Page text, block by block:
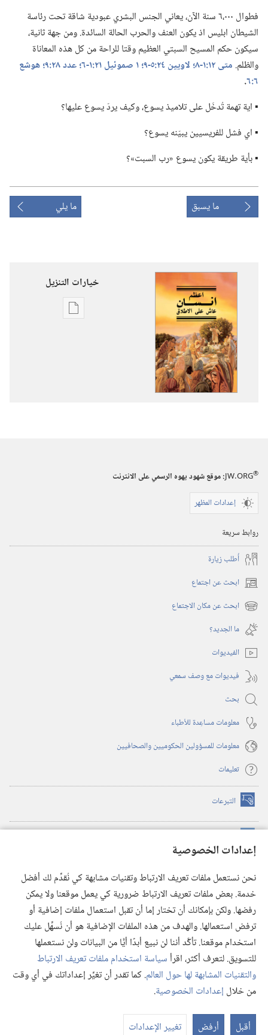
إعدادات الخصوصية
نحن نستعمل ملفات تعريف الارتباط وتقنيات مشابهة كي نُقدِّم لك أفضل
خدمة. بعض ملفات تعريف الارتباط ضرورية كي يعمل موقعنا ولا يمكن
رفضها. ولكن بإمكانك أن تختار إما أن تقبل استعمال ملفات إضافية أو
ترفض استعمالها. والهدف من هذه الملفات الإضافية هو أن نُسهِّل عليك
استخدام موقعنا. تأكَّد أننا لن نبيع أبدًا أيًّا من البيانات ولن نستعملها
للتسويق. لتعرف أكثر، اقرأسياسة استخدام ملفات تعريف الارتباط
والتقنيات المشابهة لها حول العالم. كما تقدر أن تغيِّر إعداداتك في أي وقت
من خلال إعدادات الخصوصية.
أقبل أرفض تغيير الإعدادات
فطوال ٠٠٠،‏٦ سنة الآن،‏ يعاني الجنس البشري عبودية شاقة تحت رئاسة
الشيطان ابليس اذ يكون العنف والحرب الحالة السائدة.‏ ومن جهة ثانية،‏
سيكون حكم المسيح السبتي العظيم وقتا للراحة من كل هذه المعاناة
والظلم.‏ متى ١٢:‏​١-‏٨؛‏ لاويين ٢٤:‏​٥-‏٩؛‏ ١ صموئيل ٢١:‏​١-‏٦؛‏ عدد ٢٨:‏٩؛‏
هوشع
٦:‏٦ ‏.‏
▪ اية تهمة تُدخَل على تلاميذ يسوع،‏ وكيف يردّ يسوع عليها؟‏
▪ اي فشل للفريسيين يبيّنه يسوع؟‏
▪ بأية طريقة يكون يسوع «رب السبت»؟‏
ما يسبق ما يلي
خيارات التنزيل
خيارات
JW.ORG®
:‏ موقع شهود يهوه الرسمي على الانترنت
إعدادات المظهر
روابط سريعة
أُطلب زيارة
ابحث عن اجتماع (يفتح
نافذة ابحث عن مكان الاجتماع (يفتح
نافذة
جديدة)
ما الجديد؟‏
الفيديوات
فيديوات مع وصف سمعي
بحث
معلومات مساعِدة للأطباء
معلومات للمسؤولين الحكوميين والصحافيين
تعليمات
التبرعات (يفتح
نافذة
(يفتح
نافذة
(يفتح
نافذة
جديدة) تطبيق ®
JW Library
مكتبة برج المراقبة
© 2026 .Watch Tower Bible and Tract Society of Pennsylvania
شروط الاستخدام |